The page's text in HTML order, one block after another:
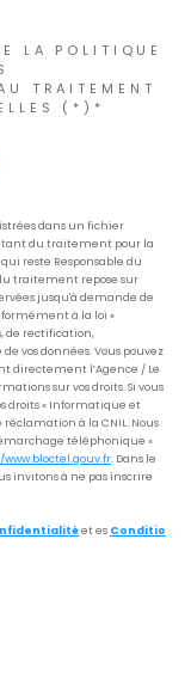
LA POLITIQUE
TRAITEMENT
(*)*
dans un fichier
du traitement pour la
reste Responsable du
traitement repose sur
jusqu'à demande de
à la loi «
de rectification,
vos données. Vous pouvez
directement l’Agence / Le
sur vos droits. Si vous
droits « Informatique et
réclamation à la CNIL. Nous
téléphonique «
. Dans le
invitons à ne pas inscrire
et es Conditio